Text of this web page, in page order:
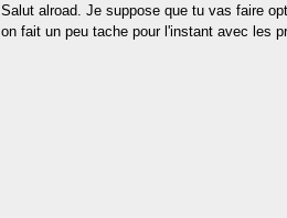
Salut alroad. Je suppose que tu vas faire
on fait un peu tache pour l'instant avec les